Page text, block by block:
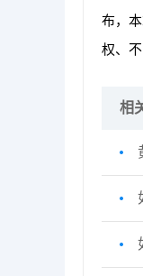
布，
权、
相